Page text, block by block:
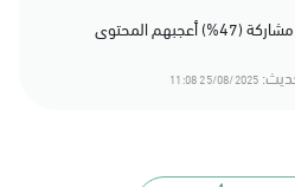
25/08/2025 11:08